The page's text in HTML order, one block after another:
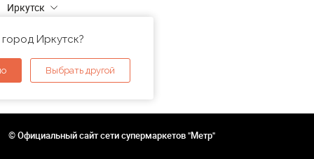
Иркутск
Иркутск?
Выбрать другой
© Официальный сайт сети супермаркетов "Метр"